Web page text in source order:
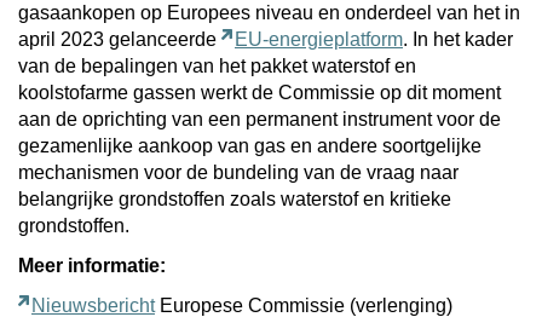
gasaankopen op Europees niveau en onderdeel van het in
april 2023 gelanceerde
EU-energieplatform. In het kader
van de bepalingen van het pakket waterstof en
koolstofarme gassen werkt de Commissie op dit moment
aan de oprichting van een permanent instrument voor de
gezamenlijke aankoop van gas en andere soortgelijke
mechanismen voor de bundeling van de vraag naar
belangrijke grondstoffen zoals waterstof en kritieke
grondstoffen.
Meer informatie:
Nieuwsbericht Europese Commissie (verlenging)